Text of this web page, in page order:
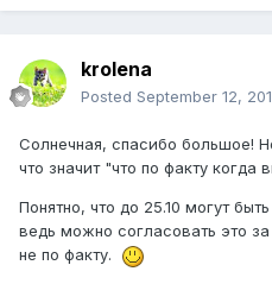
krolena
Posted September 12,
Солнечная, спасибо большое!
что значит "что по факту когда
Понятно, что до 25.10 могут
ведь можно согласовать это
не по факту.